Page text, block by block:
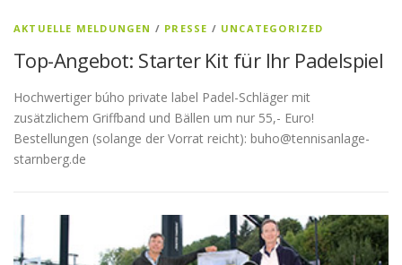
AKTUELLE MELDUNGEN / PRESSE / UNCATEGORIZED
Top-Angebot: Starter Kit für Ihr Padelspiel
Hochwertiger búho private label Padel-Schläger mit
zusätzlichem Griffband und Bällen um nur 55,- Euro!
Bestellungen (solange der Vorrat reicht): buho@tennisanlage-
starnberg.de